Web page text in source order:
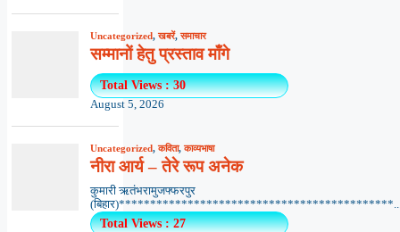
Uncategorized,खबरें,समाचार
सम्मानों हेतु प्रस्ताव माँगे
Total Views : 30
August 5, 2026
Uncategorized,कविता,काव्यभाषा
नीरा आर्य – तेरे रूप अनेक
कुमारी ऋतंभरामुजफ्फरपुर
Total Views : 27